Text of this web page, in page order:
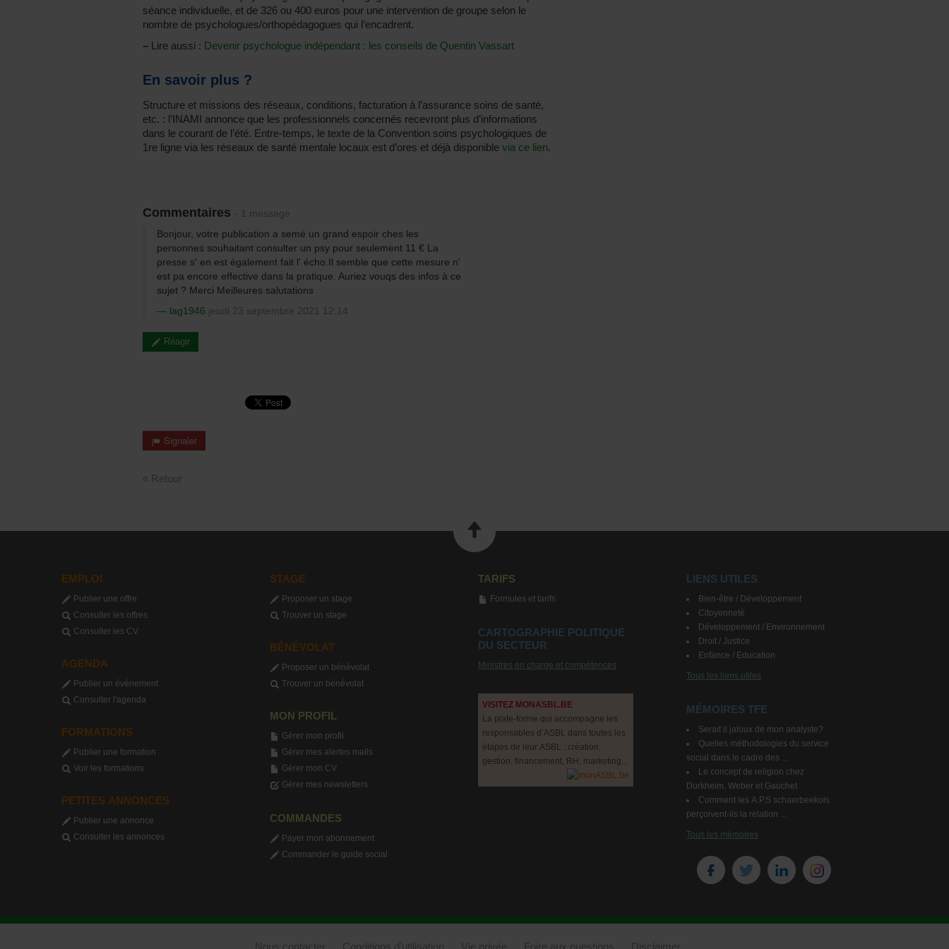
séance individuelle, et de 326 ou 400 euros pour une intervention de groupe selon le
nombre de psychologues/orthopédagogues qui l’encadrent.
– Lire aussi : Devenir psychologue indépendant : les conseils de Quentin Vassart
En savoir plus ?
Structure et missions des réseaux, conditions, facturation à l’assurance soins de santé,
etc. : l’INAMI annonce que les professionnels concernés recevront plus d’informations
dans le courant de l’été. Entre-temps, le texte de la Convention soins psychologiques de
1re ligne via les réseaux de santé mentale locaux est d’ores et déjà disponible via ce lien.
Commentaires - 1 message
Bonjour, votre publication a semé un grand espoir ches les
personnes souhaitant consulter un psy pour seulement 11 € La
presse s' en est également fait l' écho.Il semble que cette mesure n'
est pa encore effective dans la pratique. Auriez vouqs des infos à ce
sujet ? Merci Meilleures salutations
lag1946 jeudi 23 septembre 2021 12:14
Réagir
Signaler
« Retour
EMPLOI
Publier une offre
Consulter les offres
Consulter les CV
AGENDA
Publier un événement
Consulter l'agenda
FORMATIONS
Publier une formation
Voir les formations
PETITES ANNONCES
Publier une annonce
Consulter les annonces
STAGE
Proposer un stage
Trouver un stage
BÉNÉVOLAT
Proposer un bénévolat
Trouver un bénévolat
MON PROFIL
Gérer mon profil
Gérer mes alertes mails
Gérer mon CV
Gérer mes newsletters
COMMANDES
Payer mon abonnement
Commander le guide social
TARIFS
Formules et tarifs
CARTOGRAPHIE POLITIQUE
DU SECTEUR
Ministres en charge et compétences
VISITEZ MONASBL.BE
La plate-forme qui accompagne les
responsables d’ASBL dans toutes les
étapes de leur ASBL : création,
gestion, financement, RH, marketing...
LIENS UTILES
Bien-être / Développement
Citoyenneté
Développement / Environnement
Droit / Justice
Enfance / Education
Tous les liens utiles
MÉMOIRES TFE
Serait il jaloux de mon analyste?
Quelles méthodologies du service
social dans le cadre des ...
Le concept de religion chez
Durkheim, Weber et Gauchet
Comment les A.P.S schaerbeekois
perçoivent-ils la relation ...
Tous les mémoires
Nous contacter Conditions d'utilisation Vie privée Foire aux questions Disclaimer